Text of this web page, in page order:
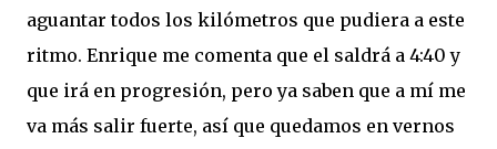
aguantar todos los kilómetros que pudiera a este
ritmo. Enrique me comenta que el saldrá a 4:40 y
que irá en progresión, pero ya saben que a mí me
va más salir fuerte, así que quedamos en vernos